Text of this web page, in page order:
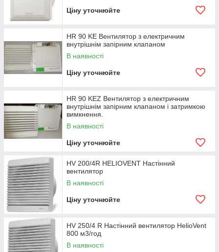
Ціну уточнюйте
HR 90 KE Вентилятор з електричним
внутрішнім запірним клапаном
В наявності
Ціну уточнюйте
HR 90 KEZ Вентилятор з електричним
внутрішнім запірним клапаном і затримкою
вимкнення.
В наявності
Ціну уточнюйте
HV 200/4R HELIOVENT Настінний
вентилятор
В наявності
Ціну уточнюйте
HV 250/4 R Настінний вентилятор HelioVent
800 м3/год
В наявності